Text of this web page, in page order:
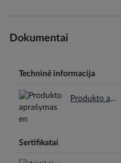
Dokumentai
Techninė informacija
Produkto aprašymas en.pdf
Sertifikatai